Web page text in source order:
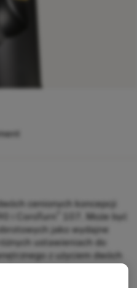
cenionych koncepcji
i CoroTurn
107. Może być
jako wydajne
ustawieniach do
z użyciem dwóch